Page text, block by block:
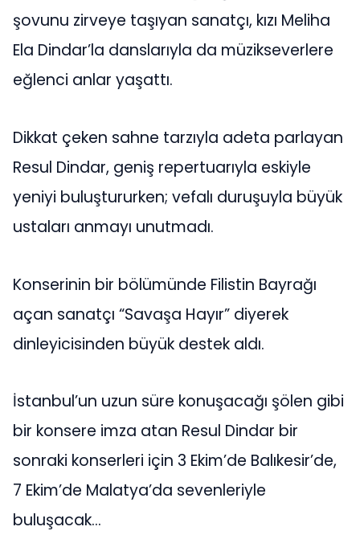
şovunu zirveye taşıyan sanatçı, kızı Meliha
Ela Dindar’la danslarıyla da müzikseverlere
eğlenci anlar yaşattı.
Dikkat çeken sahne tarzıyla adeta parlayan
Resul Dindar, geniş repertuarıyla eskiyle
yeniyi buluştururken; vefalı duruşuyla büyük
ustaları anmayı unutmadı.
Konserinin bir bölümünde Filistin Bayrağı
açan sanatçı “Savaşa Hayır” diyerek
dinleyicisinden büyük destek aldı.
İstanbul’un uzun süre konuşacağı şölen gibi
bir konsere imza atan Resul Dindar bir
sonraki konserleri için 3 Ekim’de Balıkesir’de,
7 Ekim’de Malatya’da sevenleriyle
buluşacak…